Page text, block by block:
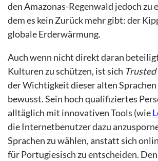
den Amazonas-Regenwald jedoch zu
dem es kein Zurück mehr gibt: der
globale Erderwärmung.
Auch wenn nicht direkt daran
Kulturen zu schützen, ist sich
der Wichtigkeit dieser alten
bewusst. Sein hoch qualifiziertes
alltäglich mit innovativen Tools (wie
die Internetbenutzer dazu
Sprachen zu wählen, anstatt sich
für Portugiesisch zu entscheiden.